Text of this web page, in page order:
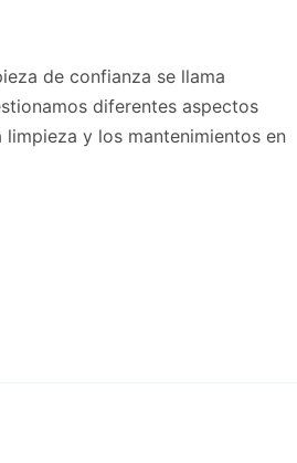
de confianza se llama
diferentes aspectos
y los mantenimientos en